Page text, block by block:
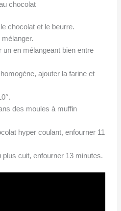
chocolat
chocolat et le beurre.
en mélangeant bien entre
ajouter la farine et
des moules à muffin
hyper coulant, enfourner 11
plus cuit, enfourner 13 minutes.